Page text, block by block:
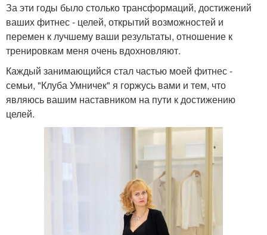
За эти годы было столько трансформаций, достижений
ваших фитнес - целей, открытий возможностей и
перемен к лучшему ваши результаты, отношение к
тренировкам меня очень вдохновляют.
Каждый занимающийся стал частью моей фитнес -
семьи, "Клуба Умничек" я горжусь вами и тем, что
являюсь вашим наставником на пути к достижению
целей.